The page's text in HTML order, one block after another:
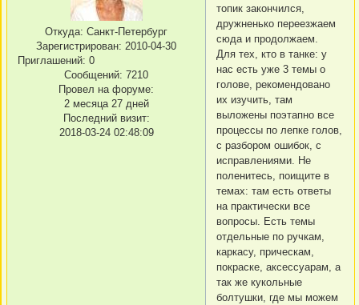
Откуда: Санкт-Петербург
Зарегистрирован: 2010-04-30
Приглашений: 0
Сообщений: 7210
Провел на форуме:
2 месяца 27 дней
Последний визит:
2018-03-24 02:48:09
топик закончился,
дружненько переезжаем
сюда и продолжаем.
Для тех, кто в танке: у
нас есть уже 3 темы о
голове, рекомендовано
их изучить, там
выложены поэтапно все
процессы по лепке голов,
с разбором ошибок, с
исправлениями. Не
поленитесь, поищите в
темах: там есть ответы
на практически все
вопросы. Есть темы
отдельные по ручкам,
каркасу, прическам,
покраске, аксессуарам, а
так же кукольные
болтушки, где мы можем